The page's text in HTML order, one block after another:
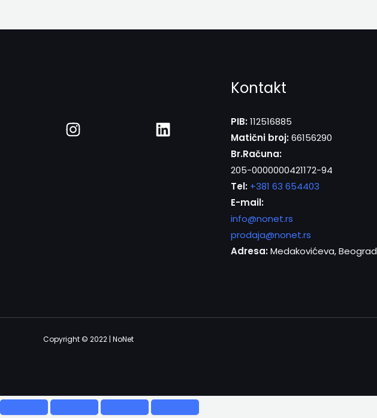
Kontakt
PIB:112516885
Matični broj:66156290
Br.Računa:
205-0000000421172-94
Tel: +381 63 654403
E-mail:
info@nonet.rs
prodaja@nonet.rs
Adresa:Medakovićeva, Beograd
Copyright © 2022 | NoNet